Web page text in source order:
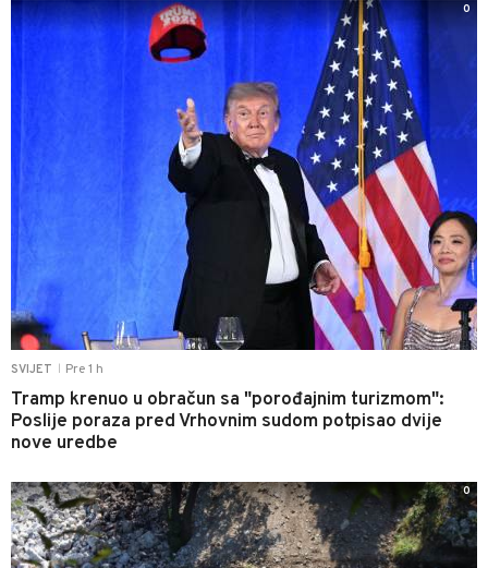
SVIJET Pre 1 h
Tramp krenuo u obračun sa "porođajnim turizmom":
Poslije poraza pred Vrhovnim sudom potpisao dvije
nove uredbe
0
0